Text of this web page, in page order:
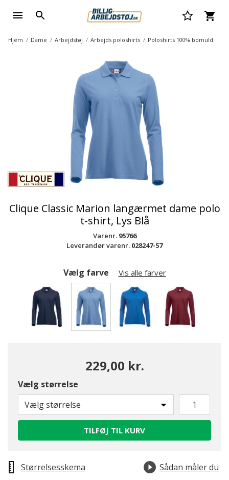
Hjem Dame Arbejdstøj Arbejds poloshirts Poloshirts 100% bomuld
Clique Classic Marion langærmet dame polo
t-shirt, Lys Blå
Varenr. 95766
Leverandør varenr. 028247-57
Vælg farve Vis alle farver
229,00 kr.
Vælg størrelse
Vælg størrelse
TILFØJ TIL KURV
Størrelsesskema
Sådan måler du